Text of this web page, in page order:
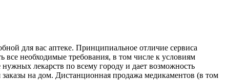
для вас аптеке. Принципиальное отличие сервиса
все необходимые требования, в том числе к условиям
лекарств по всему городу и дает возможность
заказы на дом. Дистанционная продажа медикаментов (в том